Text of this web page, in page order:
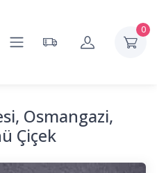
0
Osmangazi,
Çiçek